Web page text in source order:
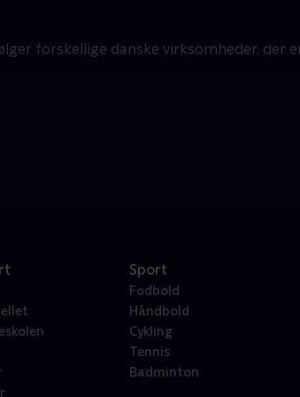
forskellige danske virksomheder, der
Sport
Fodbold
Håndbold
Cykling
Tennis
Badminton